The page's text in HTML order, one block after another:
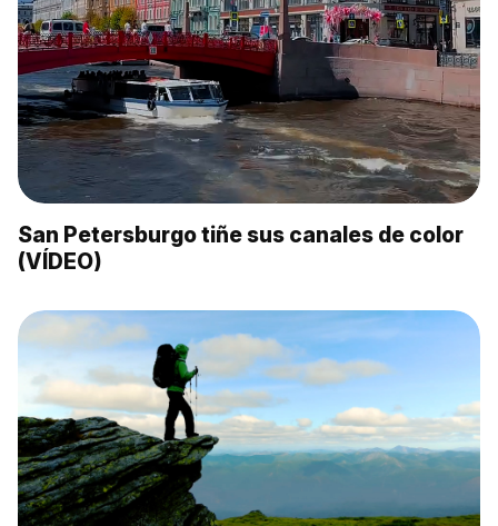
San Petersburgo tiñe sus canales de color
(VÍDEO)